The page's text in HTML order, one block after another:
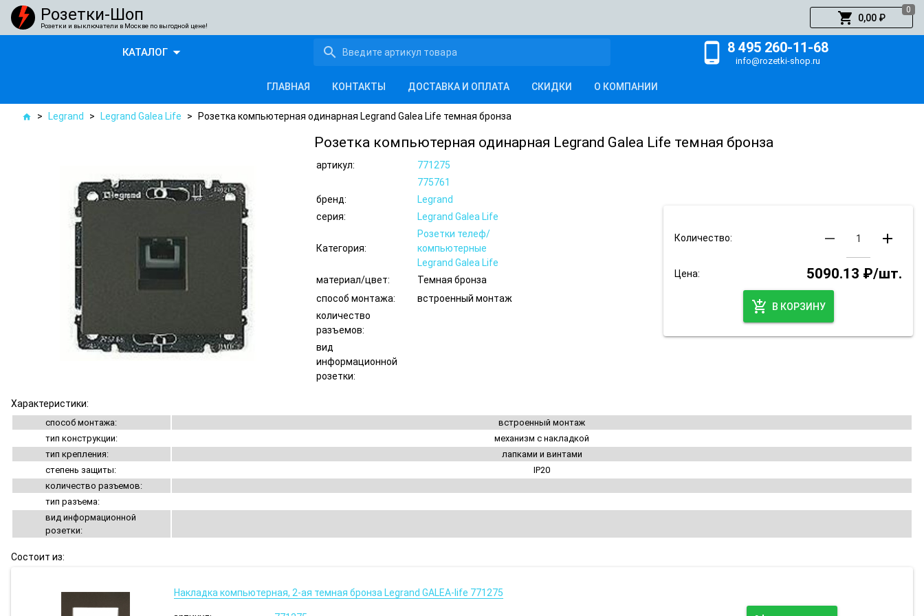
Розетки-Шоп
Розетки и выключатели в Москве по выгодной цене! shopping_cart 0,00 ₽
0
КАТАЛОГarrow_drop_down search phone_android 8 495 260-11-68
info@rozetki-shop.ru
ГЛАВНАЯ КОНТАКТЫ ДОСТАВКА И ОПЛАТА СКИДКИ О КОМПАНИИ
home > Legrand > Legrand Galea Life > Розетка компьютерная одинарная Legrand Galea Life темная бронза
Розетка компьютерная одинарная Legrand Galea Life темная бронза
артикул:
771275
775761
бренд:
Legrand
серия:
Legrand Galea Life
Категория:
Розетки телеф/
компьютерные
Legrand Galea Life
материал/цвет:
Темная бронза
способ монтажа:
встроенный монтаж
количество
разъемов:
вид
информационной
розетки:
Количество: remove add
Цена:
5090.13 ₽/шт.
add_shopping_cart
В КОРЗИНУ
Характеристики:
способ монтажа:
встроенный монтаж
тип конструкции:
механизм с накладкой
тип крепления:
лапками и винтами
степень защиты:
IP20
количество разъемов:
тип разъема:
вид информационной
розетки:
Состоит из:
Накладка компьютерная, 2-ая темная бронза Legrand GALEA-life 771275